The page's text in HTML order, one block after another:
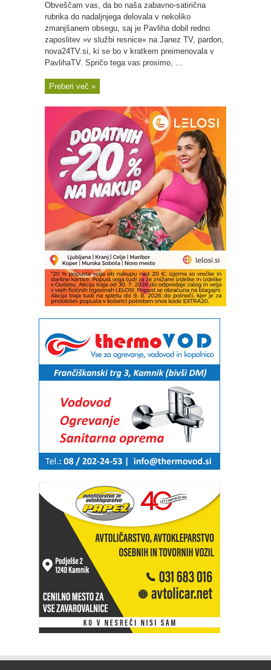
Obveščam vas, da bo naša zabavno-satirična
rubrika do nadaljnjega delovala v nekoliko
zmanjšanem obsegu, saj je Pavliha dobil redno
zaposlitev »v službi resnice« na Janez TV, pardon,
nova24TV.si, ki se bo v kratkem preimenovala v
PavlihaTV. Spričo tega vas prosimo, ...
Preberi več »